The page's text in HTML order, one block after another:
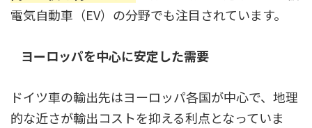
電気自動車（EV）の分野でも注目されています。
ヨーロッパを中心に安定した需要
ドイツ車の輸出先はヨーロッパ各国が中心で、地理
的な近さが輸出コストを抑える利点となっていま